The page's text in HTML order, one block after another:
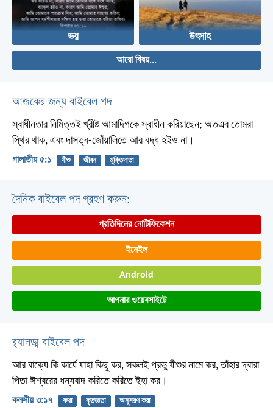
ভয় উৎসাহ
আরো বিষয়...
আজকের জন্য বাইবেল পদ
স্বাধীনতার নিমিত্তই খ্রীষ্ট আমাদিগকে স্বাধীন করিয়াছেন; অতএব তোমরা
স্থির থাক, এবং দাসত্ব-জোঁয়ালিতে আর বদ্ধ হইও না।
গালাতীয় ৫:১ যীশু জীবন মুক্তিদাতা
দৈনিক বাইবেল পদ গ্রহণ করুন:
প্রতিদিনের নোটিফিকেশন
ইমেইল
Android
আপনার ওয়েবসাইটে
র‌্যানড্ম বাইবেল পদ
আর বাক্যে কি কার্যে যাহা কিছু কর, সকলই প্রভু যীশুর নামে কর, তাঁহার দ্বারা
পিতা ঈশ্বরের ধন্যবাদ করিতে করিতে ইহা কর।
কলসীয় ৩:১৭ কথা কৃতজ্ঞতা অনুসরণ করা